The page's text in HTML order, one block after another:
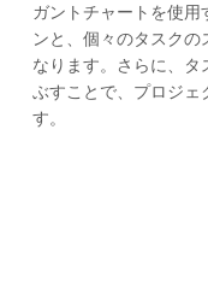
ガントチャートを使用
ンと、個々のタスク
なります。さらに、タ
ぶすことで、プロジェ
す。